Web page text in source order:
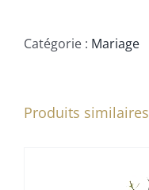
de
Catégorie : Mariage
Produits similaires